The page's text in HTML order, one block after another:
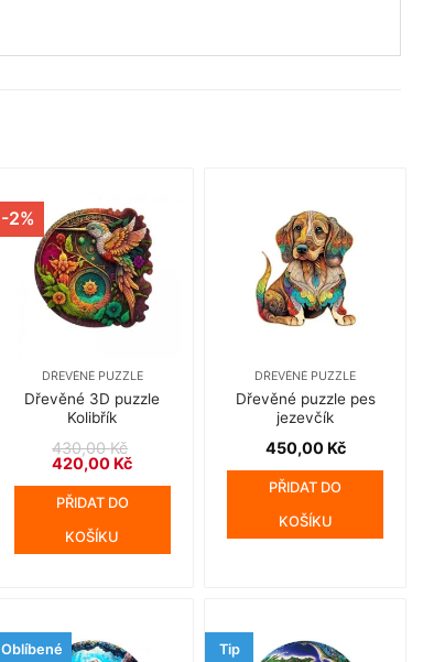
-2%
DŘEVĚNÉ PUZZLE
Dřevěné 3D puzzle
Kolibřík
430,00Kč
Původní
cena
byla:
430,00 Kč.
420,00 KčAktuální
PŘIDAT DO
KOŠÍKU
DŘEVĚNÉ PUZZLE
Dřevěné puzzle pes
jezevčík
450,00 Kč
PŘIDAT DO
KOŠÍKU
Oblíbené Tip